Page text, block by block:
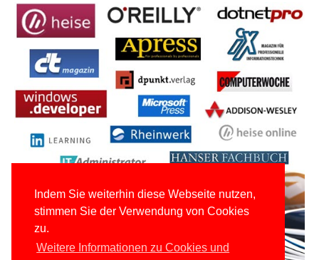
Indem Sie weiterhin diese Webseite nutzen,
stimmen Sie der Verwendung von Cookies
zu.
Weitere Informationen zu Cookies und